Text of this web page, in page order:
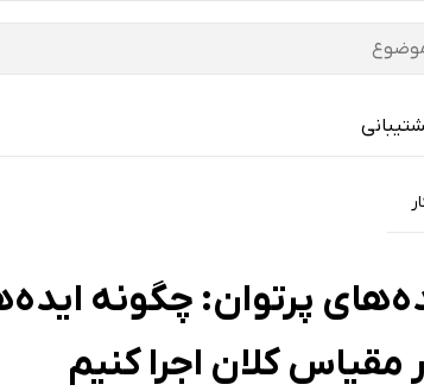
پرتوان: چگونه
مقیاس کلان اجرا کنیم